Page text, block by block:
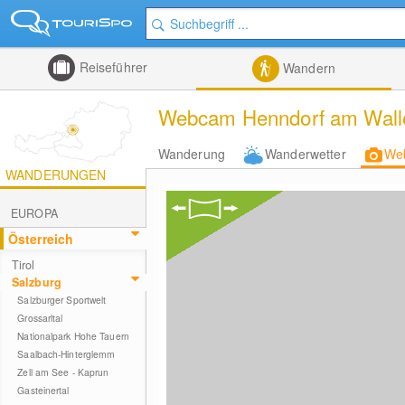
Reiseführer Wandern
Webcam Henndorf am
Wanderung Wanderwetter
WANDERUNGEN
EUROPA
Österreich
Tirol
Salzburg
Salzburger Sportwelt
Grossarltal
Nationalpark Hohe Tauern
Saalbach-Hinterglemm
Zell am See - Kaprun
Gasteinertal